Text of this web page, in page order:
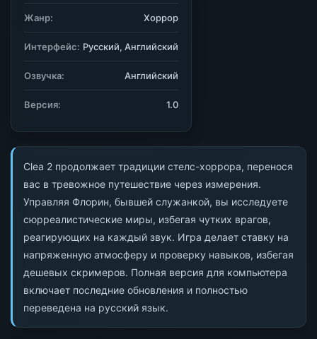
Clea 2 продолжает традиции стелс-хоррора, перенося
вас в тревожное путешествие через измерения.
Управляя Флорин, бывшей служанкой, вы исследуете
сюрреалистические миры, избегая чутких врагов,
реагирующих на каждый звук. Игра делает ставку на
напряженную атмосферу и проверку навыков, избегая
дешевых скримеров. Полная версия для компьютера
включает последние обновления и полностью
переведена на русский язык.
Жанр: Хоррор
Интерфейс: Русский, Английский
Озвучка: Английский
Версия: 1.0